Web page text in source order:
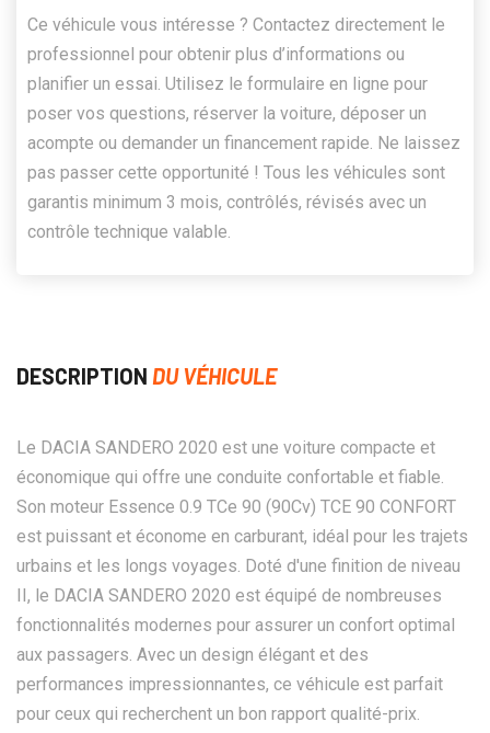
Ce véhicule vous intéresse ? Contactez directement le
professionnel pour obtenir plus d’informations ou
planifier un essai. Utilisez le formulaire en ligne pour
poser vos questions, réserver la voiture, déposer un
acompte ou demander un financement rapide. Ne laissez
pas passer cette opportunité ! Tous les véhicules sont
garantis minimum 3 mois, contrôlés, révisés avec un
contrôle technique valable.
DESCRIPTION DU VÉHICULE
Le DACIA SANDERO 2020 est une voiture compacte et
économique qui offre une conduite confortable et fiable.
Son moteur Essence 0.9 TCe 90 (90Cv) TCE 90 CONFORT
est puissant et économe en carburant, idéal pour les trajets
urbains et les longs voyages. Doté d'une finition de niveau
II, le DACIA SANDERO 2020 est équipé de nombreuses
fonctionnalités modernes pour assurer un confort optimal
aux passagers. Avec un design élégant et des
performances impressionnantes, ce véhicule est parfait
pour ceux qui recherchent un bon rapport qualité-prix.